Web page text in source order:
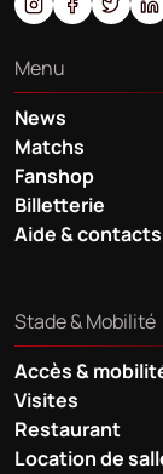
Menu
News
Matchs
Fanshop
Billetterie
Aide & contacts
Stade & Mobilité
Accès &
Visites
Restaurant
Location de